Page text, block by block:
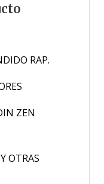
RAP.
ZEN
OTRAS